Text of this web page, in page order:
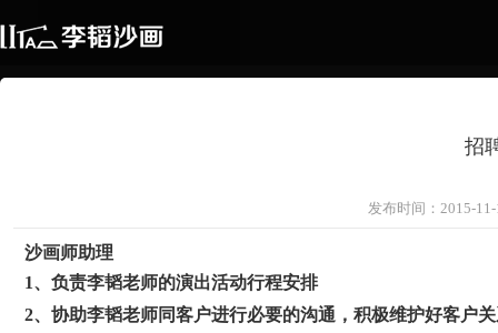
招
发布时间：2015-
沙画师助理
1、负责李韬老师的演出活动行程安排
2、协助李韬老师同客户进行必要的沟通，积极维护好客户